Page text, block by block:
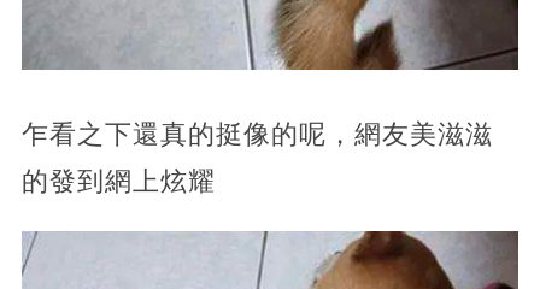
乍看之下還真的挺像的呢，網友美滋滋
的發到網上炫耀